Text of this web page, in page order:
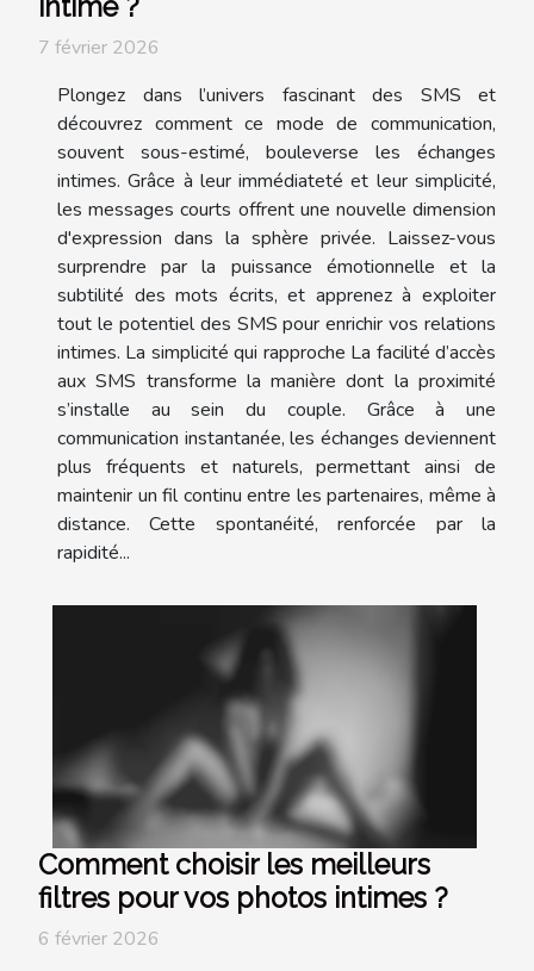
intime ?
7 février 2026
Plongez dans l’univers fascinant des SMS et
découvrez comment ce mode de communication,
souvent sous-estimé, bouleverse les échanges
intimes. Grâce à leur immédiateté et leur simplicité,
les messages courts offrent une nouvelle dimension
d'expression dans la sphère privée. Laissez-vous
surprendre par la puissance émotionnelle et la
subtilité des mots écrits, et apprenez à exploiter
tout le potentiel des SMS pour enrichir vos relations
intimes. La simplicité qui rapproche La facilité d’accès
aux SMS transforme la manière dont la proximité
s’installe au sein du couple. Grâce à une
communication instantanée, les échanges deviennent
plus fréquents et naturels, permettant ainsi de
maintenir un fil continu entre les partenaires, même à
distance. Cette spontanéité, renforcée par la
rapidité...
Comment choisir les meilleurs
filtres pour vos photos intimes ?
6 février 2026